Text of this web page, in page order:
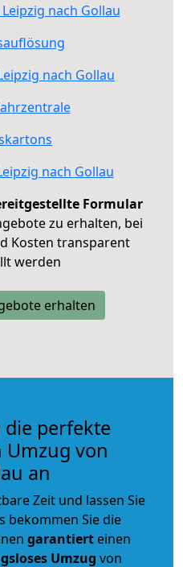
nach Gollau
nach Gollau
nach Gollau
Formular
zu erhalten, bei
Kosten transparent
werden
erhalten
perfekte
von
an
Zeit und lassen Sie
bekommen Sie die
garantiert einen
Umzug von